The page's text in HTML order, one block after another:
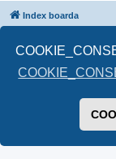
Index boarda
Pokreće